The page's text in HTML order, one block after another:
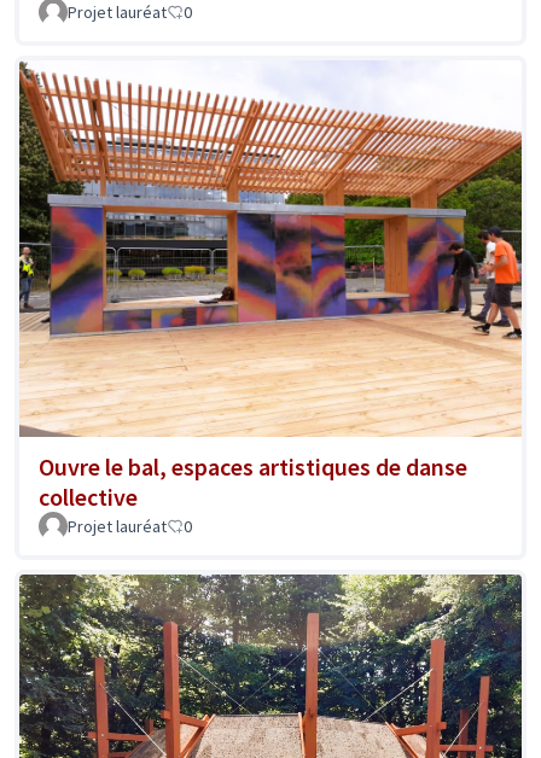
Projet lauréat 0
Ouvre le bal, espaces artistiques de danse
collective
Projet lauréat 0